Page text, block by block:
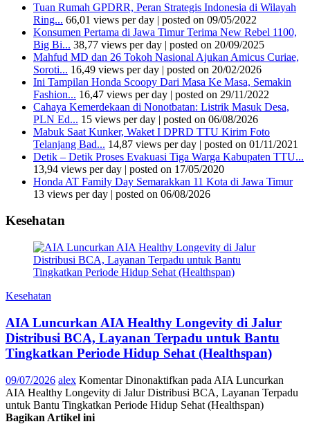
Tuan Rumah GPDRR, Peran Strategis Indonesia di Wilayah
Ring... 66,01 views per day | posted on 09/05/2022
Konsumen Pertama di Jawa Timur Terima New Rebel 1100,
Big Bi... 38,77 views per day | posted on 20/09/2025
Mahfud MD dan 26 Tokoh Nasional Ajukan Amicus Curiae,
Soroti... 16,49 views per day | posted on 20/02/2026
Ini Tampilan Honda Scoopy Dari Masa Ke Masa, Semakin
Fashion... 16,47 views per day | posted on 29/11/2022
Cahaya Kemerdekaan di Nonotbatan: Listrik Masuk Desa,
PLN Ed... 15 views per day | posted on 06/08/2026
Mabuk Saat Kunker, Waket I DPRD TTU Kirim Foto
Telanjang Bad... 14,87 views per day | posted on 01/11/2021
Detik – Detik Proses Evakuasi Tiga Warga Kabupaten TTU...
13,94 views per day | posted on 17/05/2020
Honda AT Family Day Semarakkan 11 Kota di Jawa Timur
13 views per day | posted on 06/08/2026
Kesehatan
Kesehatan
AIA Luncurkan AIA Healthy Longevity di Jalur
Distribusi BCA, Layanan Terpadu untuk Bantu
Tingkatkan Periode Hidup Sehat (Healthspan)
09/07/2026 alex Komentar Dinonaktifkan pada AIA Luncurkan
AIA Healthy Longevity di Jalur Distribusi BCA, Layanan Terpadu
untuk Bantu Tingkatkan Periode Hidup Sehat (Healthspan)
Bagikan Artikel ini